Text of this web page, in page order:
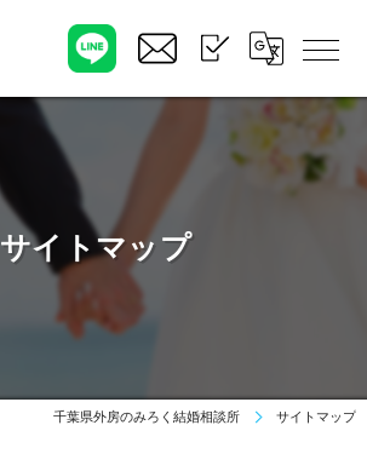
サイトマップ
千葉県外房のみろく結婚相談所 サイトマップ